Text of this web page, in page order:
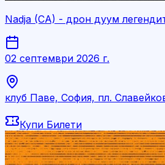
Nadja (CA) - дрон дуум
02 септември 2026 г.
клуб Паве, София, пл.
Купи Билети